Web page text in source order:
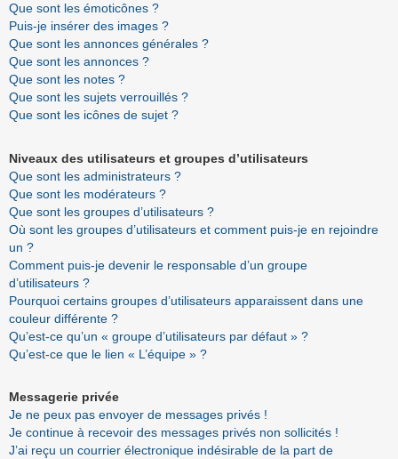
Que sont les émoticônes ?
Puis-je insérer des images ?
Que sont les annonces générales ?
Que sont les annonces ?
Que sont les notes ?
Que sont les sujets verrouillés ?
Que sont les icônes de sujet ?
Niveaux des utilisateurs et groupes d’utilisateurs
Que sont les administrateurs ?
Que sont les modérateurs ?
Que sont les groupes d’utilisateurs ?
Où sont les groupes d’utilisateurs et comment puis-je en rejoindre
un ?
Comment puis-je devenir le responsable d’un groupe
d’utilisateurs ?
Pourquoi certains groupes d’utilisateurs apparaissent dans une
couleur différente ?
Qu’est-ce qu’un « groupe d’utilisateurs par défaut » ?
Qu’est-ce que le lien « L’équipe » ?
Messagerie privée
Je ne peux pas envoyer de messages privés !
Je continue à recevoir des messages privés non sollicités !
J’ai reçu un courrier électronique indésirable de la part de